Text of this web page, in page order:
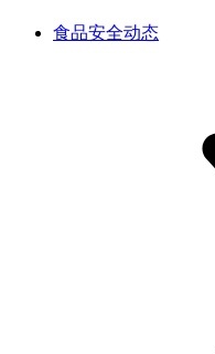
食品安全动态